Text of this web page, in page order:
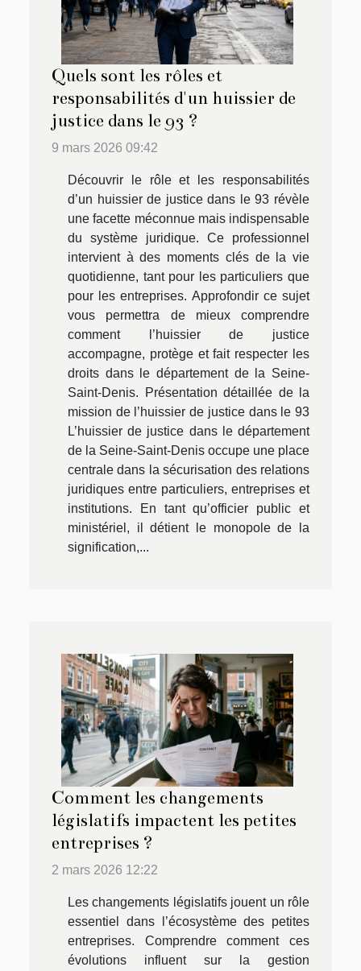
Quels sont les rôles et
responsabilités d'un huissier de
justice dans le 93 ?
9 mars 2026 09:42
Découvrir le rôle et les responsabilités
d’un huissier de justice dans le 93 révèle
une facette méconnue mais indispensable
du système juridique. Ce professionnel
intervient à des moments clés de la vie
quotidienne, tant pour les particuliers que
pour les entreprises. Approfondir ce sujet
vous permettra de mieux comprendre
comment l’huissier de justice
accompagne, protège et fait respecter les
droits dans le département de la Seine-
Saint-Denis. Présentation détaillée de la
mission de l’huissier de justice dans le 93
L’huissier de justice dans le département
de la Seine-Saint-Denis occupe une place
centrale dans la sécurisation des relations
juridiques entre particuliers, entreprises et
institutions. En tant qu’officier public et
ministériel, il détient le monopole de la
signification,...
Comment les changements
législatifs impactent les petites
entreprises ?
2 mars 2026 12:22
Les changements législatifs jouent un rôle
essentiel dans l’écosystème des petites
entreprises. Comprendre comment ces
évolutions influent sur la gestion